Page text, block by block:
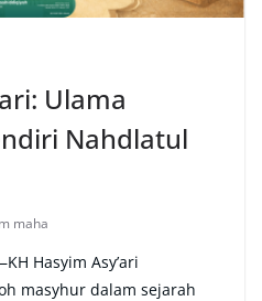
Ulama
Nahdlatul
maha
Hasyim Asy’ari
masyhur dalam sejarah